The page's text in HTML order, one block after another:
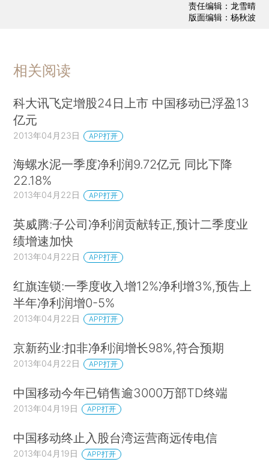
责任编辑：龙雪晴
版面编辑：杨秋波
相关阅读
科大讯飞定增股24日上市 中国移动已浮盈13
亿元
2013年04月23日 APP打开
海螺水泥一季度净利润9.72亿元 同比下降
22.18%
2013年04月22日 APP打开
英威腾:子公司净利润贡献转正,预计二季度业
绩增速加快
2013年04月22日 APP打开
红旗连锁:一季度收入增12%净利增3%,预告上
半年净利润增0-5%
2013年04月22日 APP打开
京新药业:扣非净利润增长98%,符合预期
2013年04月22日 APP打开
中国移动今年已销售逾3000万部TD终端
2013年04月19日 APP打开
中国移动终止入股台湾运营商远传电信
2013年04月19日 APP打开